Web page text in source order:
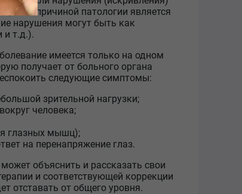
если причиной патологии является
нарушения могут быть как
и т.д.).
имеется только на одном
получает от больного органа
следующие симптомы:
зрительной нагрузки;
человека;
глазных мышц);
на перенапряжение глаз.
объяснить и рассказать свои
и соответствующей коррекции
отставать от общего уровня.